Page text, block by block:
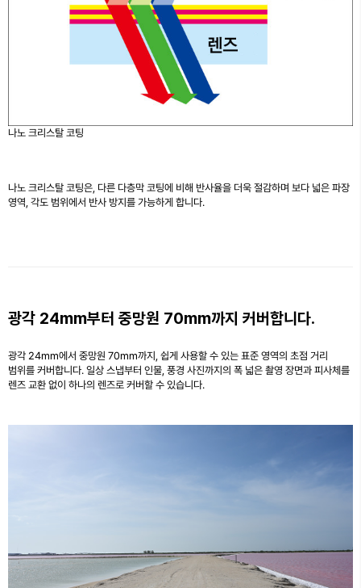
나노 크리스탈 코팅
나노 크리스탈 코팅은, 다른 다층막 코팅에 비해 반사율을 더욱 절감하며 보다 넓은 파장
영역, 각도 범위에서 반사 방지를 가능하게 합니다.
광각 24mm부터 중망원 70mm까지 커버합니다.
광각 24mm에서 중망원 70mm까지, 쉽게 사용할 수 있는 표준 영역의 초점 거리
범위를 커버합니다. 일상 스냅부터 인물, 풍경 사진까지의 폭 넓은 촬영 장면과 피사체를
렌즈 교환 없이 하나의 렌즈로 커버할 수 있습니다.